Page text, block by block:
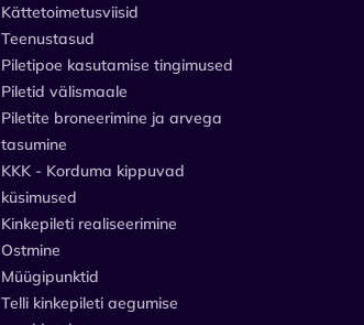
Kättetoimetusviisid
Teenustasud
Piletipoe kasutamise tingimused
Piletid välismaale
Piletite broneerimine ja arvega
tasumine
KKK - Korduma kippuvad
küsimused
Kinkepileti realiseerimine
Ostmine
Müügipunktid
Telli kinkepileti aegumise